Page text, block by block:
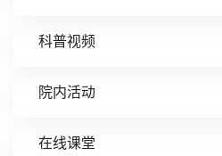
科普视频
院内活动
在线课堂